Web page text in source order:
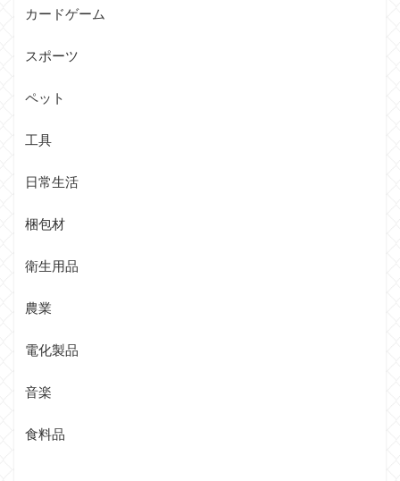
カードゲーム
スポーツ
ペット
工具
日常生活
梱包材
衛生用品
農業
電化製品
音楽
食料品